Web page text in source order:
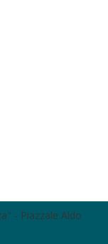
- Piazzale Aldo